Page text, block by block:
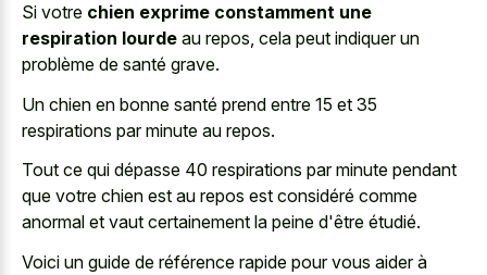
Si votre chien exprime constamment une
respiration lourde au repos, cela peut indiquer un
problème de santé grave.
Un chien en bonne santé prend entre 15 et 35
respirations par minute au repos.
Tout ce qui dépasse 40 respirations par minute pendant
que votre chien est au repos est considéré comme
anormal et vaut certainement la peine d'être étudié.
Voici un guide de référence rapide pour vous aider à